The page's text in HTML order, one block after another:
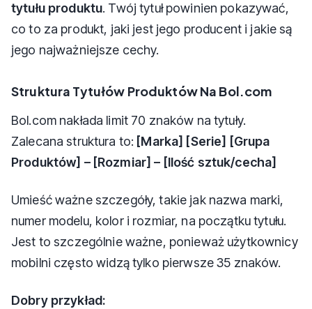
tytułu produktu. Twój tytuł powinien pokazywać,
co to za produkt, jaki jest jego producent i jakie są
jego najważniejsze cechy.
Struktura Tytułów Produktów Na Bol.com
Bol.com nakłada limit 70 znaków na tytuły.
Zalecana struktura to: [Marka] [Serie] [Grupa
Produktów] – [Rozmiar] – [Ilość sztuk/cecha]
Umieść ważne szczegóły, takie jak nazwa marki,
numer modelu, kolor i rozmiar, na początku tytułu.
Jest to szczególnie ważne, ponieważ użytkownicy
mobilni często widzą tylko pierwsze 35 znaków.
Dobry przykład: